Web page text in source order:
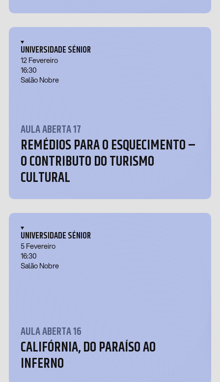
UNIVERSIDADE SÉNIOR
12 Fevereiro
16:30
Salão Nobre
AULA ABERTA 17
REMÉDIOS PARA O ESQUECIMENTO –
O CONTRIBUTO DO TURISMO
CULTURAL
UNIVERSIDADE SÉNIOR
5 Fevereiro
16:30
Salão Nobre
AULA ABERTA 16
CALIFÓRNIA, DO PARAÍSO AO
INFERNO